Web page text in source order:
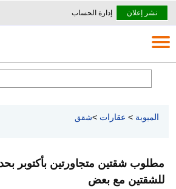
نشر إعلان إدارة الحساب
المبوبة > عقارات >شقق
للشقتين مع بعض